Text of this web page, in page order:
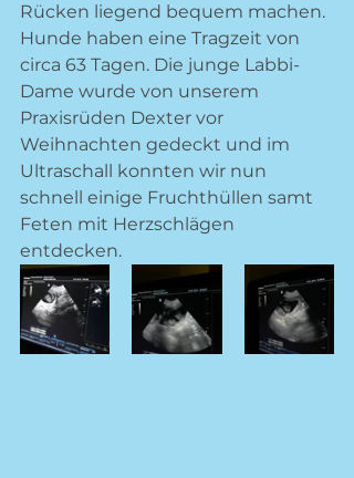
Rücken liegend bequem machen.
Hunde haben eine Tragzeit von
circa 63 Tagen. Die junge Labbi-
Dame wurde von unserem
Praxisrüden Dexter vor
Weihnachten gedeckt und im
Ultraschall konnten wir nun
schnell einige Fruchthüllen samt
Feten mit Herzschlägen
entdecken.